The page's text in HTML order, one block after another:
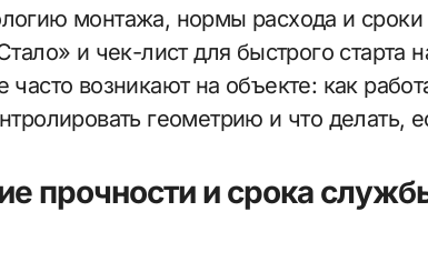
монтажа, нормы расхода и
и чек-лист для быстрого старта
возникают на объекте: как
геометрию и что делать,
прочности и срока